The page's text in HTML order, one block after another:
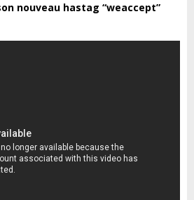
nouveau hastag “weaccept”